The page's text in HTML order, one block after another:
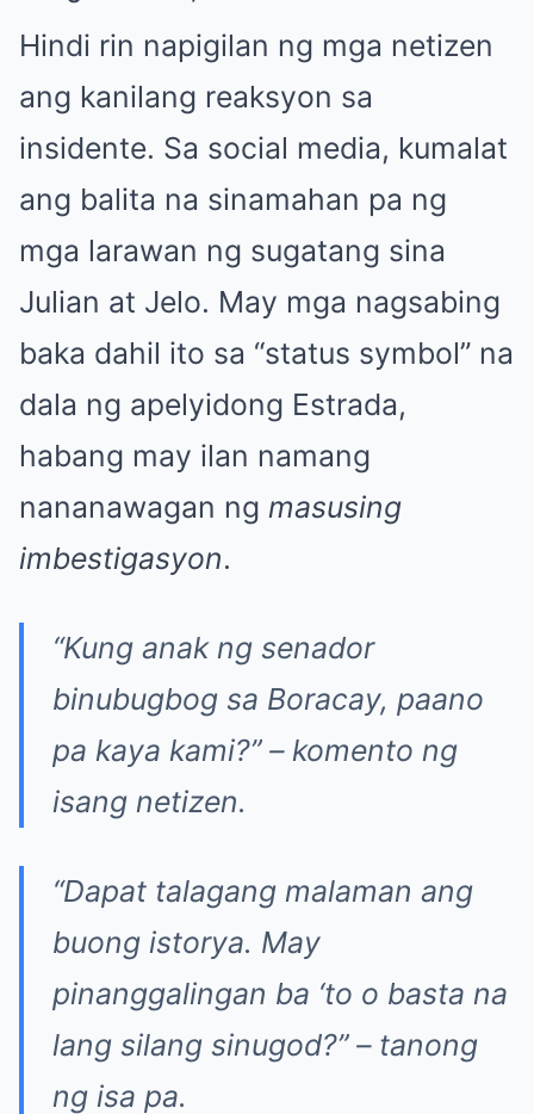
Hindi rin napigilan ng mga netizen
ang kanilang reaksyon sa
insidente. Sa social media, kumalat
ang balita na sinamahan pa ng
mga larawan ng sugatang sina
Julian at Jelo. May mga nagsabing
baka dahil ito sa “status symbol” na
dala ng apelyidong Estrada,
habang may ilan namang
nananawagan ng masusing
imbestigasyon.
“Kung anak ng senador
binubugbog sa Boracay, paano
pa kaya kami?” – komento ng
isang netizen.
“Dapat talagang malaman ang
buong istorya. May
pinanggalingan ba ‘to o basta na
lang silang sinugod?” – tanong
ng isa pa.